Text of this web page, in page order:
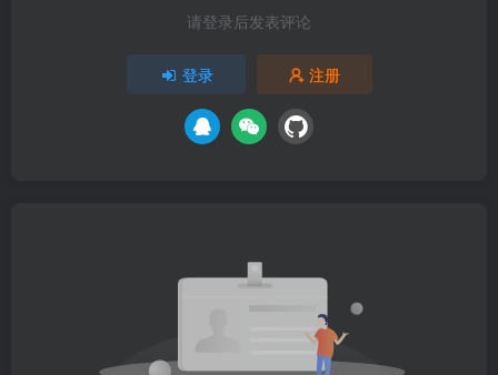
请登录后发表评论
登录 注册